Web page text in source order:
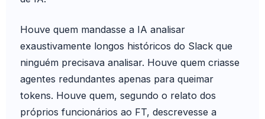
Houve quem mandasse a IA analisar
exaustivamente longos históricos do Slack que
ninguém precisava analisar. Houve quem criasse
agentes redundantes apenas para queimar
tokens. Houve quem, segundo o relato dos
próprios funcionários ao FT, descrevesse a